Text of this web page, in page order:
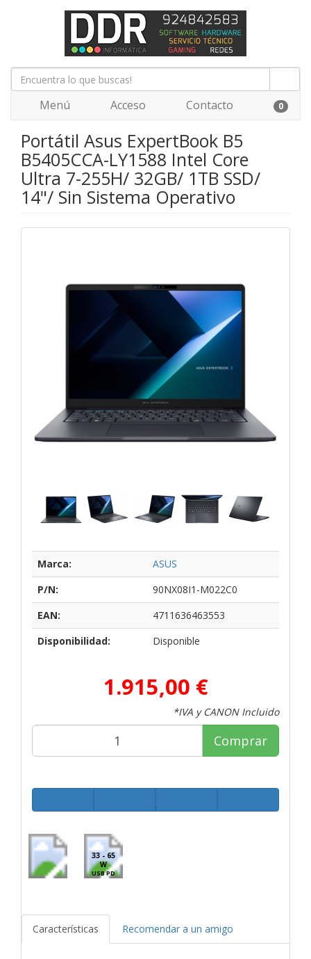
Menú Acceso Contacto 0
Portátil Asus ExpertBook B5
B5405CCA-LY1588 Intel Core
Ultra 7-255H/ 32GB/ 1TB SSD/
14"/ Sin Sistema Operativo
Marca:
ASUS
P/N:
90NX08I1-M022C0
EAN:
4711636463553
Disponibilidad:
Disponible
1.915,00 €
*IVA y CANON Incluido
Comprar
33 - 65
W
USB PD
Características Recomendar a un amigo